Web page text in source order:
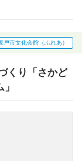
戸市文化会館（ふれあ）
くり「さかど